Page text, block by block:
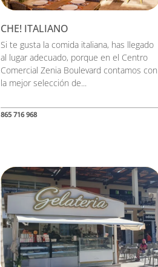
CHE! ITALIANO
Si te gusta la comida italiana, has llegado
al lugar adecuado, porque en el Centro
Comercial Zenia Boulevard contamos con
la mejor selección de...
865 716 968